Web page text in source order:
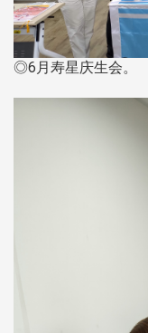
◎6月寿星庆生会。